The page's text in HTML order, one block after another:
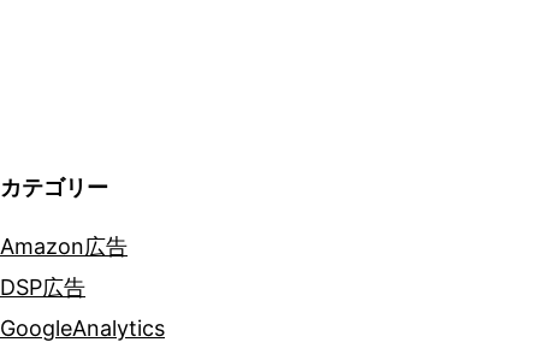
ン
カテゴリー
Amazon広告
DSP広告
GoogleAnalytics